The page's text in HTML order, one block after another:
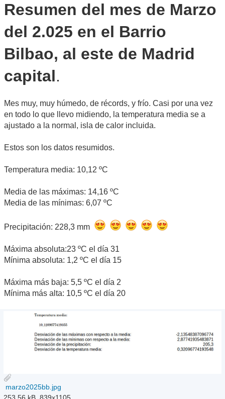
Resumen del mes de Marzo
del 2.025 en el Barrio
Bilbao, al este de Madrid
capital.
Mes muy, muy húmedo, de récords, y frío. Casi por una vez
en todo lo que llevo midiendo, la temperatura media se a
ajustado a la normal, isla de calor incluida.
Estos son los datos resumidos.
Temperatura media: 10,12 ºC
Media de las máximas: 14,16 ºC
Media de las mínimas: 6,07 ºC
Precipitación: 228,3 mm
Máxima absoluta:23 ºC el día 31
Mínima absoluta: 1,2 ºC el día 15
Máxima más baja: 5,5 ºC el día 2
Mínima más alta: 10,5 ºC el día 20
marzo2025bb.jpg